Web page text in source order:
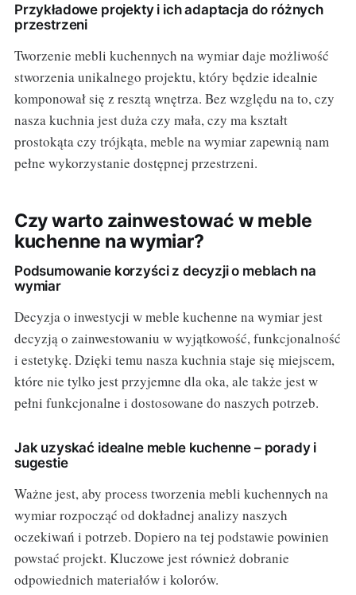
Przykładowe projekty i ich adaptacja do różnych
przestrzeni
Tworzenie mebli kuchennych na wymiar daje możliwość
stworzenia unikalnego projektu, który będzie idealnie
komponował się z resztą wnętrza. Bez względu na to, czy
nasza kuchnia jest duża czy mała, czy ma kształt
prostokąta czy trójkąta, meble na wymiar zapewnią nam
pełne wykorzystanie dostępnej przestrzeni.
Czy warto zainwestować w meble
kuchenne na wymiar?
Podsumowanie korzyści z decyzji o meblach na
wymiar
Decyzja o inwestycji w meble kuchenne na wymiar jest
decyzją o zainwestowaniu w wyjątkowość, funkcjonalność
i estetykę. Dzięki temu nasza kuchnia staje się miejscem,
które nie tylko jest przyjemne dla oka, ale także jest w
pełni funkcjonalne i dostosowane do naszych potrzeb.
Jak uzyskać idealne meble kuchenne – porady i
sugestie
Ważne jest, aby process tworzenia mebli kuchennych na
wymiar rozpocząć od dokładnej analizy naszych
oczekiwań i potrzeb. Dopiero na tej podstawie powinien
powstać projekt. Kluczowe jest również dobranie
odpowiednich materiałów i kolorów.